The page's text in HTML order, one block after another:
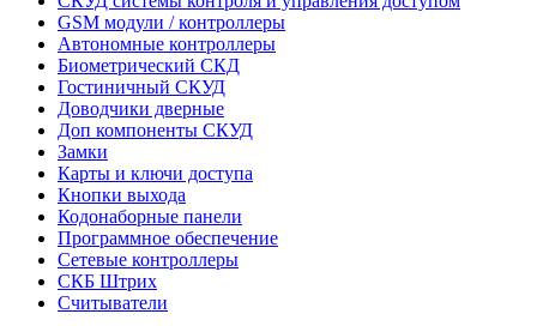
GSM модули / контроллеры
Автономные контроллеры
Биометрический СКД
Гостиничный СКУД
Доводчики дверные
Доп компоненты СКУД
Замки
Карты и ключи доступа
Кнопки выхода
Кодонаборные панели
Программное обеспечение
Сетевые контроллеры
СКБ Штрих
Считыватели